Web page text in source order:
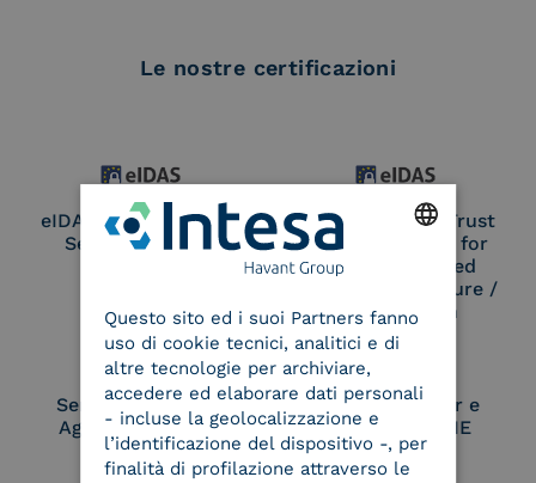
Le nostre certificazioni
eIDAS Qualified Trust
Service Provider
eIDAS Qualified Trust
Service Provider for
Remote Qualified
Electronic Signature /
Seal Creation
Service Provider e
Aggregatore SPID
Service Provider e
Aggregatore CIE
ITALIAN
Questo sito ed i suoi Partners fanno
uso di cookie tecnici, analitici e di
altre tecnologie per archiviare,
accedere ed elaborare dati personali
- incluse la geolocalizzazione e
l’identificazione del dispositivo -, per
finalità di profilazione attraverso le